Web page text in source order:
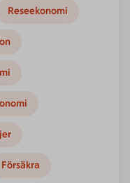
Reseekonomi
Försäkra